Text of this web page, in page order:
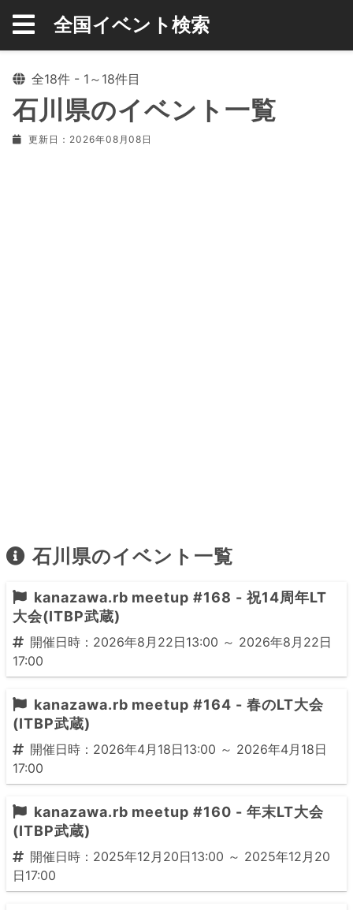
全国イベント検索
全18件 - 1～18件目
石川県のイベント一覧
更新日：2026年08月08日
石川県のイベント一覧
kanazawa.rb meetup #168 - 祝14周年LT
大会(ITBP武蔵)
開催日時：2026年8月22日13:00 ～ 2026年8月22日
17:00
kanazawa.rb meetup #164 - 春のLT大会
(ITBP武蔵)
開催日時：2026年4月18日13:00 ～ 2026年4月18日
17:00
kanazawa.rb meetup #160 - 年末LT大会
(ITBP武蔵)
開催日時：2025年12月20日13:00 ～ 2025年12月20
日17:00